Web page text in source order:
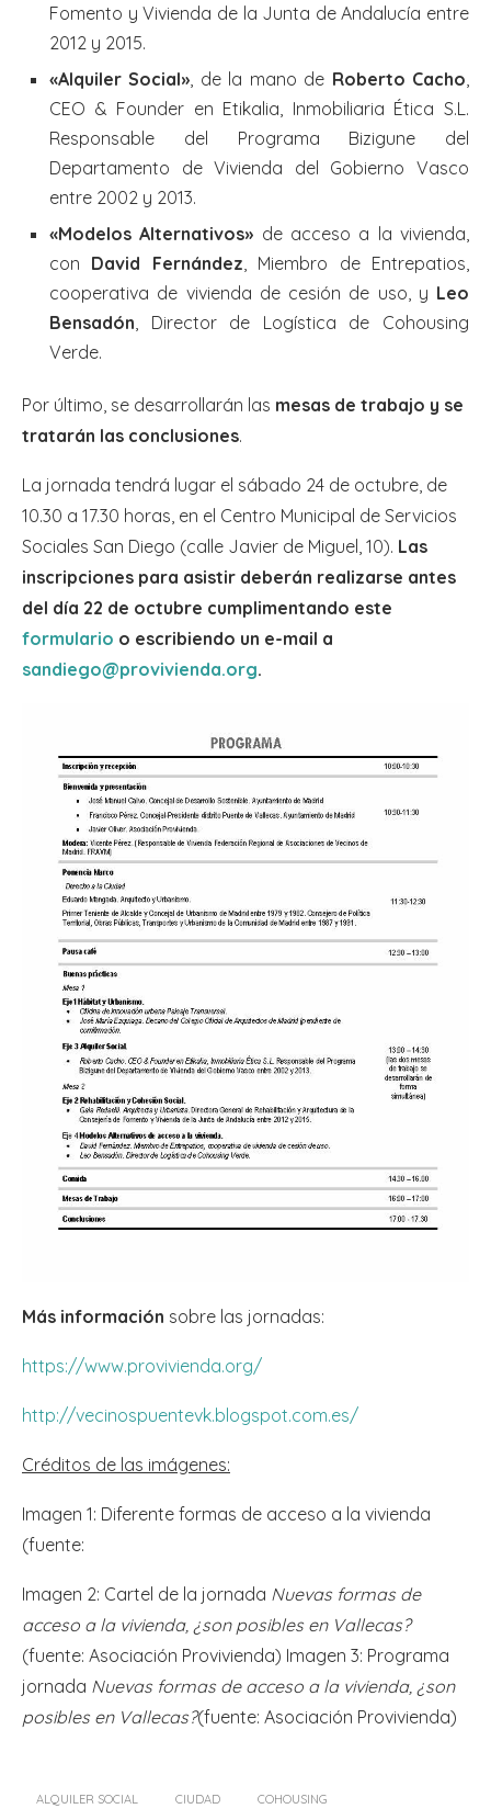
Fomento y Vivienda de la Junta de Andalucía entre
2012 y 2015.
«Alquiler Social», de la mano de Roberto Cacho,
CEO & Founder en Etikalia, Inmobiliaria Ética S.L.
Responsable del Programa Bizigune del
Departamento de Vivienda del Gobierno Vasco
entre 2002 y 2013.
«Modelos Alternativos» de acceso a la vivienda,
con David Fernández, Miembro de Entrepatios,
cooperativa de vivienda de cesión de uso, y Leo
Bensadón, Director de Logística de Cohousing
Verde.
Por último, se desarrollarán las mesas de trabajo y se
tratarán las conclusiones.
La jornada tendrá lugar el sábado 24 de octubre, de
10.30 a 17.30 horas, en el Centro Municipal de Servicios
Sociales San Diego (calle Javier de Miguel, 10). Las
inscripciones para asistir deberán realizarse antes
del día 22 de octubre cumplimentando este
formulario o escribiendo un e-mail a
sandiego@provivienda.org.
Más información sobre las jornadas:
https://www.provivienda.org/
http://vecinospuentevk.blogspot.com.es/
Créditos de las imágenes:
Imagen 1: Diferente formas de acceso a la vivienda
(fuente:
Imagen 2: Cartel de la jornada Nuevas formas de
acceso a la vivienda, ¿son posibles en Vallecas?
(fuente: Asociación Provivienda) Imagen 3: Programa
jornada Nuevas formas de acceso a la vivienda, ¿son
posibles en Vallecas?(fuente: Asociación Provivienda)
ALQUILER SOCIAL CIUDAD COHOUSING